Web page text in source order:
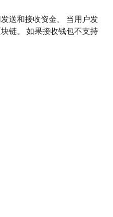
送和接收资金。 当用户发
链。 如果接收钱包不支持